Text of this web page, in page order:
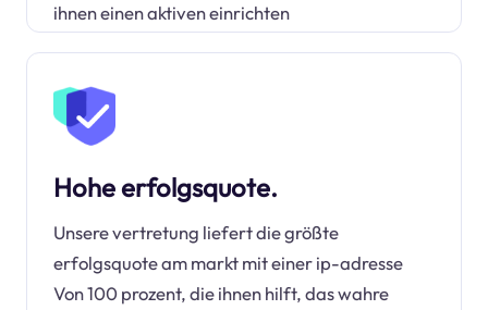
ihnen einen aktiven einrichten
Hohe erfolgsquote.
Unsere vertretung liefert die größte
erfolgsquote am markt mit einer ip-adresse
Von 100 prozent, die ihnen hilft, das wahre